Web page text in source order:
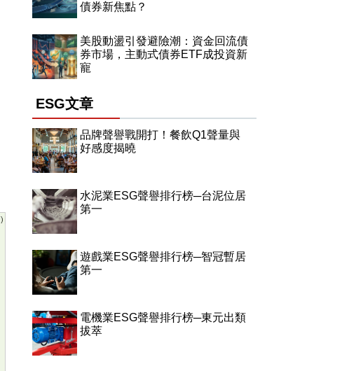
債券新焦點？
美股動盪引發避險潮：資金回流債
券市場，主動式債券ETF成投資新
寵
ESG文章
品牌聲譽戰開打！餐飲Q1聲量與
好感度揭曉
水泥業ESG聲譽排行榜─台泥位居
第一
遊戲業ESG聲譽排行榜─智冠暫居
第一
電機業ESG聲譽排行榜─東元出類
拔萃